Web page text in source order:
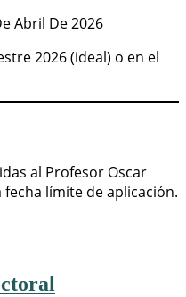
Abril De 2026
2026 (ideal) o en el
al Profesor Oscar
fecha límite de aplicación.